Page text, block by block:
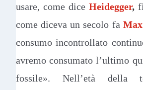
usare, come dice Heidegger,
come diceva un secolo fa
consumo incontrollato
avremo consumato l’ultimo
fossile». Nell’età della